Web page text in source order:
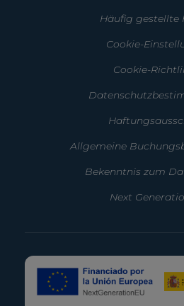
Häufig gestellte
Cookie-
Cookie-
Allgemeine
Bekenntnis zum
Next